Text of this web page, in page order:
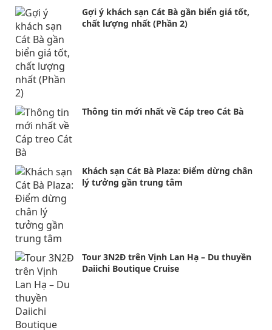
Gợi ý khách sạn Cát Bà gần biển giá tốt,
chất lượng nhất (Phần 2)
Thông tin mới nhất về Cáp treo Cát Bà
Khách sạn Cát Bà Plaza: Điểm dừng chân
lý tưởng gần trung tâm
Tour 3N2Đ trên Vịnh Lan Hạ – Du thuyền
Daiichi Boutique Cruise